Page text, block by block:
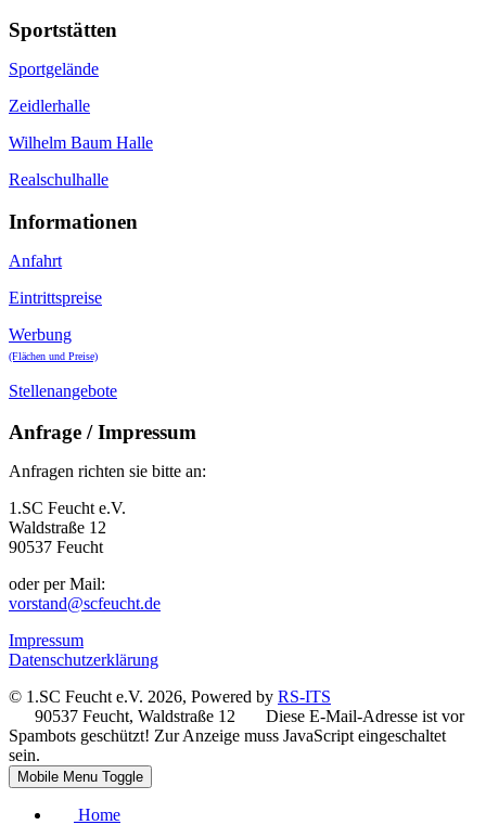
Sportstätten
Sportgelände
Zeidlerhalle
Wilhelm Baum Halle
Realschulhalle
Informationen
Anfahrt
Eintrittspreise
Werbung
(Flächen und Preise)
Stellenangebote
Anfrage / Impressum
Anfragen richten sie bitte an:
1.SC Feucht e.V.
Waldstraße 12
90537 Feucht
oder per Mail:
vorstand@scfeucht.de
Impressum
Datenschutzerklärung
© 1.SC Feucht e.V. 2026, Powered by RS-ITS
90537 Feucht, Waldstraße 12
Diese E-Mail-Adresse ist vor
Spambots geschützt! Zur Anzeige muss JavaScript eingeschaltet
sein.
Mobile Menu Toggle
Home